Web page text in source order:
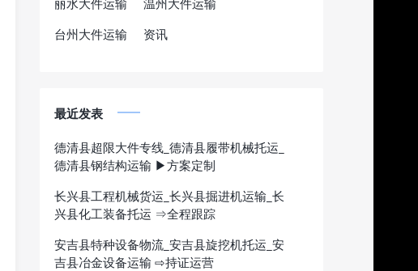
丽水大件运输
温州大件运输
台州大件运输
资讯
最近发表
德清县超限大件专线_德清县履带机械托运_
德清县钢结构运输 ▶方案定制
长兴县工程机械货运_长兴县掘进机运输_长
兴县化工装备托运 ⇒全程跟踪
安吉县特种设备物流_安吉县旋挖机托运_安
吉县冶金设备运输 ⇨持证运营